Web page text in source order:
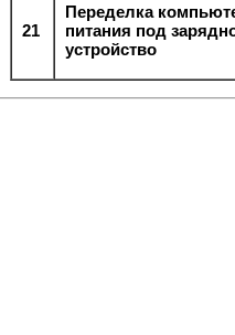
21
Переделка
питания под
устройство